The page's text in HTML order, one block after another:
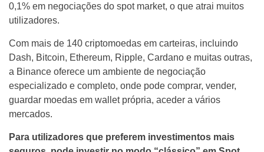
0,1% em negociações do spot market, o que atrai muitos
utilizadores.
Com mais de 140 criptomoedas em carteiras, incluindo
Dash, Bitcoin, Ethereum, Ripple, Cardano e muitas outras,
a Binance oferece um ambiente de negociação
especializado e completo, onde pode comprar, vender,
guardar moedas em wallet própria, aceder a vários
mercados.
Para utilizadores que preferem investimentos mais